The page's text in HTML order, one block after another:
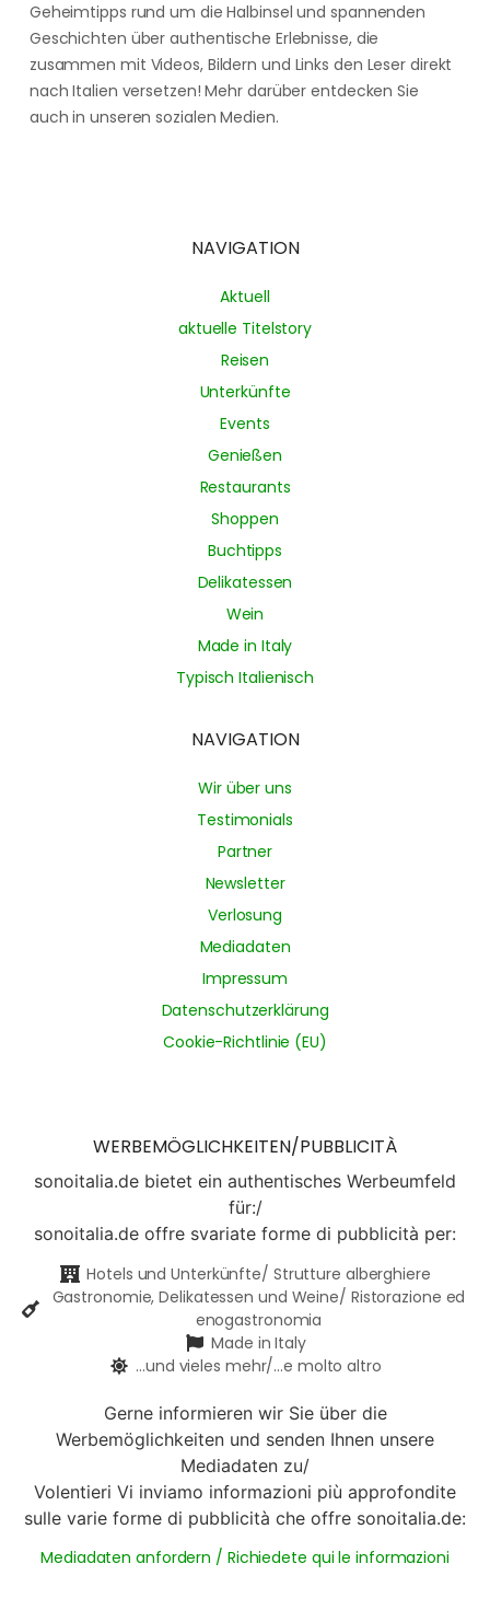
Geheimtipps rund um die Halbinsel und spannenden
Geschichten über authentische Erlebnisse, die
zusammen mit Videos, Bildern und Links den Leser direkt
nach Italien versetzen! Mehr darüber entdecken Sie
auch in unseren sozialen Medien.
NAVIGATION
Aktuell
aktuelle Titelstory
Reisen
Unterkünfte
Events
Genießen
Restaurants
Shoppen
Buchtipps
Delikatessen
Wein
Made in Italy
Typisch Italienisch
NAVIGATION
Wir über uns
Testimonials
Partner
Newsletter
Verlosung
Mediadaten
Impressum
Datenschutzerklärung
Cookie-Richtlinie (EU)
WERBEMÖGLICHKEITEN/PUBBLICITÀ
sonoitalia.de bietet ein authentisches Werbeumfeld
für:/
sonoitalia.de offre svariate forme di pubblicità per:
Hotels und Unterkünfte/ Strutture alberghiere
Gastronomie, Delikatessen und Weine/ Ristorazione ed
enogastronomia
Made in Italy
...und vieles mehr/...e molto altro
Gerne informieren wir Sie über die
Werbemöglichkeiten und senden Ihnen unsere
Mediadaten zu/
Volentieri Vi inviamo informazioni più approfondite
sulle varie forme di pubblicità che offre sonoitalia.de:
Mediadaten anfordern / Richiedete qui le informazioni